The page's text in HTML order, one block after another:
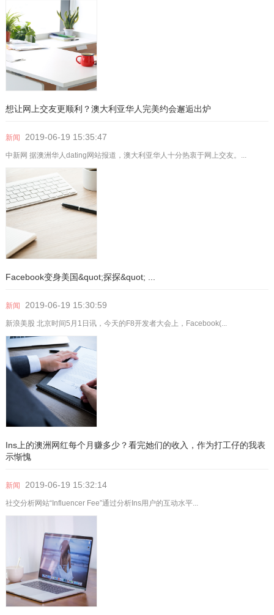
想让网上交友更顺利？澳大利亚华人完美约会邂逅出炉
新闻 2019-06-19 15:35:47
中新网 据澳洲华人dating网站报道，澳大利亚华人十分热衷于网上交友。...
​Facebook变身美国&quot;探探&quot; ...
新闻 2019-06-19 15:30:59
新浪美股 北京时间5月1日讯，今天的F8开发者大会上，Facebook(...
​Ins上的澳洲网红每个月赚多少？看完她们的收入，作为打工仔的我表
示惭愧
新闻 2019-06-19 15:32:14
社交分析网站“Influencer Fee”通过分析Ins用户的互动水平...